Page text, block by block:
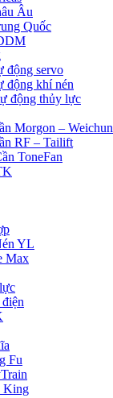
Âu
Quốc
động servo
động khí nén
động thủy lực
Morgon – Weichun
RF – Tailift
ToneFan
YL
Max
Fu
King